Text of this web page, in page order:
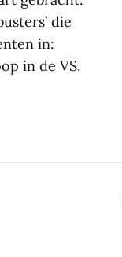
die
in:
in de VS.